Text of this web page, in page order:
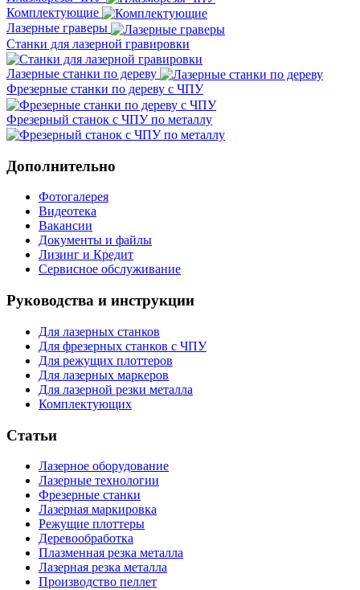
Комплектующие
Лазерные граверы
Станки для лазерной гравировки
Лазерные станки по дереву
Фрезерные станки по дереву с ЧПУ
Фрезерный станок с ЧПУ по металлу
Дополнительно
Фотогалерея
Видеотека
Вакансии
Документы и файлы
Лизинг и Кредит
Сервисное обслуживание
Руководства и инструкции
Для лазерных станков
Для фрезерных станков с ЧПУ
Для режущих плоттеров
Для лазерных маркеров
Для лазерной резки металла
Комплектующих
Статьи
Лазерное оборудование
Лазерные технологии
Фрезерные станки
Лазерная маркировка
Режущие плоттеры
Деревообработка
Плазменная резка металла
Лазерная резка металла
Производство пеллет